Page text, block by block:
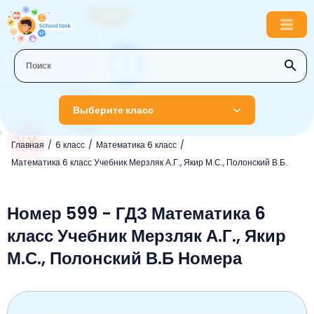
Выберите класс
Главная 6 класс
Математика 6 класс
Математика 6 класс Учебник Мерзляк А.Г., Якир М.С., Полонский В.Б.
1 класс
Русский язык
Литературное чтение
Окружающий мир
Математика
Математика
Английский язык
Информатика
Литературное чтение
3 класс
Музыка
Окружающий мир
4 класс
Номер 599 - ГДЗ Математика 6
класс Учебник Мерзляк А.Г., Якир
М.С., Полонский В.Б Номера